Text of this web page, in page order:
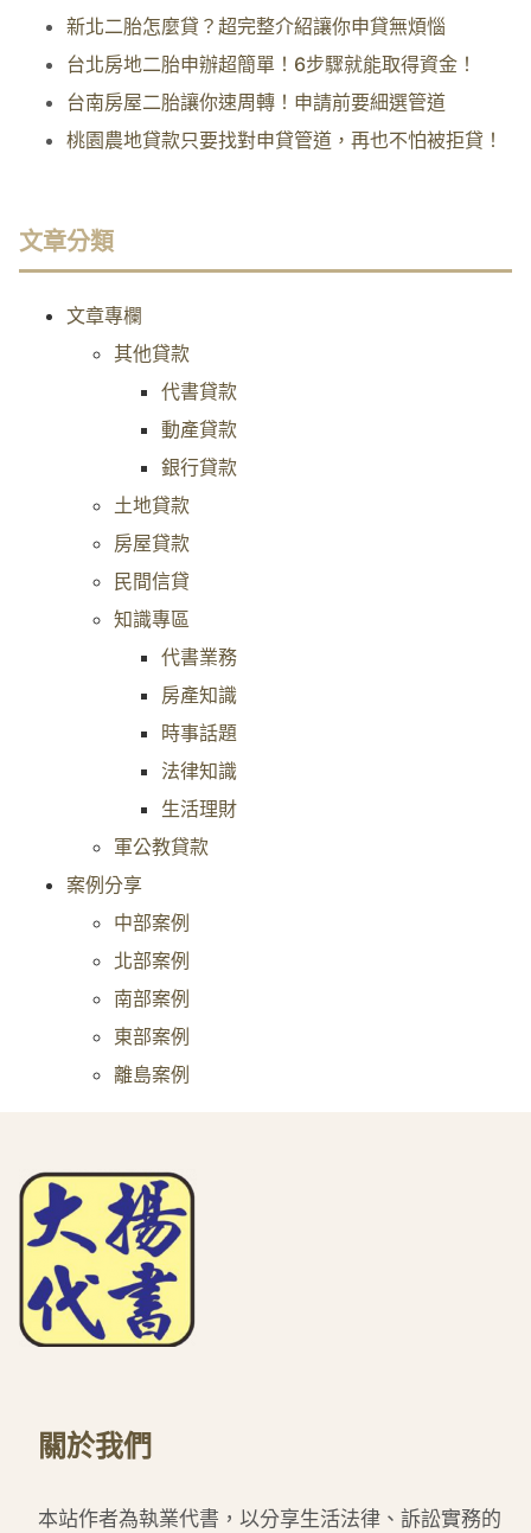
新北二胎怎麼貸？超完整介紹讓你申貸無煩惱
台北房地二胎申辦超簡單！6步驟就能取得資金！
台南房屋二胎讓你速周轉！申請前要細選管道
桃園農地貸款只要找對申貸管道，再也不怕被拒貸！
文章分類
文章專欄
其他貸款
代書貸款
動產貸款
銀行貸款
土地貸款
房屋貸款
民間信貸
知識專區
代書業務
房產知識
時事話題
法律知識
生活理財
軍公教貸款
案例分享
中部案例
北部案例
南部案例
東部案例
離島案例
關於我們
本站作者為執業代書，以分享生活法律、訴訟實務的